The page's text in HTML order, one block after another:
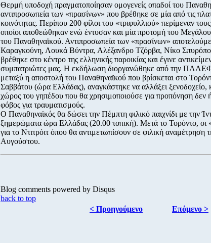
Θερμή υποδοχή πραγματοποίησαν ομογενείς οπαδοί του
αντιπροσωπεία των «πρασίνων» που βρέθηκε σε μία από τις
κοινότητας. Περίπου 200 φίλοι του «τριφυλλιού» περίμεναν
οποίοι αποθεώθηκαν ενώ έντυσαν και μία προτομή του
του Παναθηναϊκού. Αντιπροσωπεία των «πρασίνων»
Καραγκούνη, Λουκά Βύντρα, Αλέξανδρο Τζόρβα, Νίκο
βρέθηκε στο κέντρο της ελληνικής παροικίας και έγινε
συμπατριώτες μας. Η εκδήλωση διοργανώθηκε από την
μεταξύ η αποστολή του Παναθηναϊκού που βρίσκεται στο
Σαββάτου (ώρα Ελλάδας), αναγκάστηκε να αλλάξει ξενοδοχείο,
χώρος του γηπέδου που θα χρησιμοποιούσε για προπόνηση δεν
φόβος για τραυματισμούς.
Ο Παναθηναϊκός θα δώσει την Πέμπτη φιλικό παιχνίδι με την
ξημερώματα ώρα Ελλάδας (20.00 τοπική). Μετά το Τορόντο, οι
για το Ντιτρόιτ όπου θα αντιμετωπίσουν σε φιλική αναμέτρηση
Αυγούστου.
Blog comments powered by Disqus
back to top
< Προηγούμενο
Επόμενο >